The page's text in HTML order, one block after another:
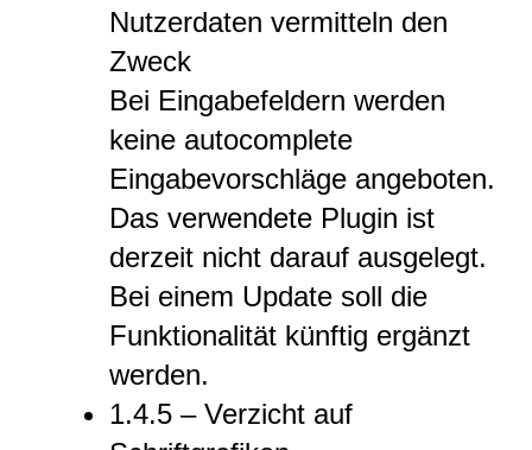
Nutzerdaten vermitteln den
Zweck
Bei Eingabefeldern werden
keine autocomplete
Eingabevorschläge angeboten.
Das verwendete Plugin ist
derzeit nicht darauf ausgelegt.
Bei einem Update soll die
Funktionalität künftig ergänzt
werden.
1.4.5 – Verzicht auf